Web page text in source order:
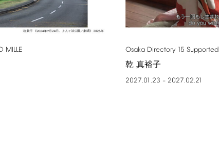
MILLE Osaka Directory 15 Supported
乾 真裕子
2027.01.23 – 2027.02.21